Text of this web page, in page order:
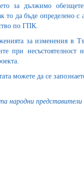
за дължимо
то да бъде определено
по ГПК.
за изменения в
при несъстоятелност
можете да се
народни представители